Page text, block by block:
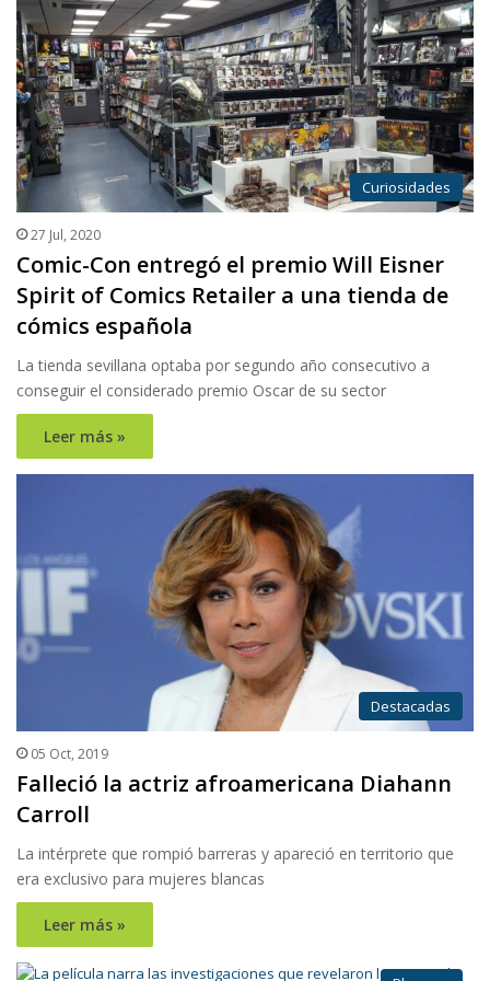
Curiosidades
27 Jul, 2020
Comic-Con entregó el premio Will Eisner
Spirit of Comics Retailer a una tienda de
cómics española
La tienda sevillana optaba por segundo año consecutivo a
conseguir el considerado premio Oscar de su sector
Leer más »
Destacadas
05 Oct, 2019
Falleció la actriz afroamericana Diahann
Carroll
La intérprete que rompió barreras y apareció en territorio que
era exclusivo para mujeres blancas
Leer más »